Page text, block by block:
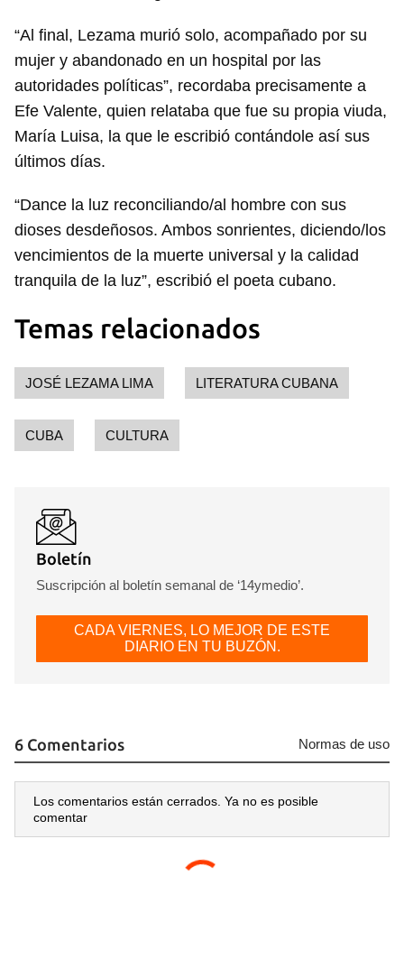
Guardar como favorito
Para poder guardar como favorito, primero has de
INICIAR SESIÓN CANCELAR
“Al final, Lezama murió solo, acompañado por su
mujer y abandonado en un hospital por las
autoridades políticas”, recordaba precisamente a
Efe Valente, quien relataba que fue su propia viuda,
María Luisa, la que le escribió contándole así sus
últimos días.
“Dance la luz reconciliando/al hombre con sus
dioses desdeñosos. Ambos sonrientes, diciendo/los
vencimientos de la muerte universal y la calidad
tranquila de la luz”, escribió el poeta cubano.
Temas relacionados
JOSÉ LEZAMA LIMA LITERATURA CUBANA
CUBA CULTURA
Boletín
Suscripción al boletín semanal de ‘14ymedio’.
CADA VIERNES, LO MEJOR DE ESTE
DIARIO EN TU BUZÓN.
6 Comentarios Normas de uso
Los comentarios están cerrados. Ya no es posible
comentar